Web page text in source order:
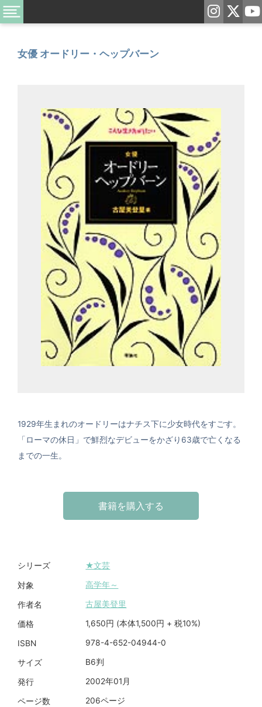
女優 オードリー・ヘップバーン
1929年生まれのオードリーはナチス下に少女時代をすごす。
「ローマの休日」で鮮烈なデビューをかざり63歳で亡くなる
までの一生。
書籍を購入する
シリーズ ★文芸
対象 高学年～
作者名 古屋美登里
価格 1,650円 (本体1,500円 + 税10%)
ISBN 978-4-652-04944-0
サイズ B6判
発行 2002年01月
ページ数 206ページ